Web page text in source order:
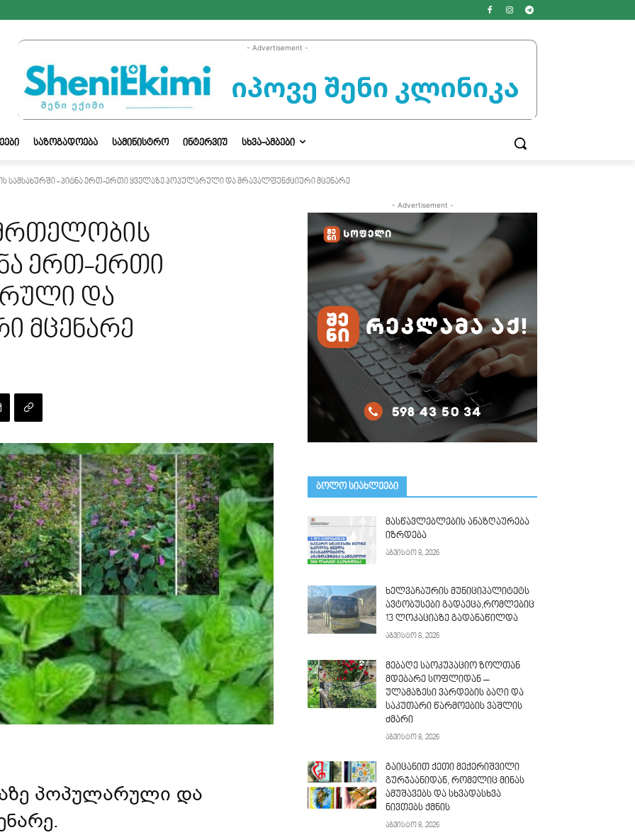
- Advertisement -
ᲡᲐᲖᲝᲒᲐᲓᲝᲔᲑᲐ ᲡᲐᲛᲘᲜᲘᲡᲢᲠᲝ ᲘᲜᲢᲔᲠᲕᲘᲣ ᲡᲮᲕᲐ-ᲐᲛᲑᲔᲑᲘ
სამსახურში - პიტნა ერთ-ერთი ყველაზე პოპულარული და მრავალფუნქციური მცენარე
ერთ-ერთი
და
მცენარე
პოპულარული და
- Advertisement -
ᲑᲝᲚᲝ ᲡᲘᲐᲮᲚᲔᲔᲑᲘ
მასწავლებლების ანაზღაურება
იზრდება
აგვისტო 8, 2026
ხელვაჩაურის მუნიციპალიტეტს
ავტობუსები გადაეცა,რომლებიც
13 ლოკაციაზე გადანაწილდა
აგვისტო 8, 2026
მებაღე საოკუპაციო ზოლთან
მდებარე სოფლიდან –
ულამაზესი ვარდების ბაღი და
საკუთარი წარმოების ვაშლის
ძმარი
აგვისტო 8, 2026
გაიცანით ქეთი მექერიშვილი
გურჯაანიდან, რომელიც მინას
ამუშავებს და სხვადასხვა
ნივთებს ქმნის
აგვისტო 8, 2026